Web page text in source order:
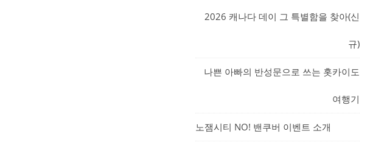
2026 캐나다 데이 그 특별함을 찾아(신
규)
나쁜 아빠의 반성문으로 쓰는 홋카이도
여행기
노잼시티 NO! 밴쿠버 이벤트 소개